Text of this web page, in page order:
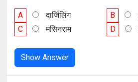
A दार्जिलिंग B
C
मसिनराम D
Show Answer